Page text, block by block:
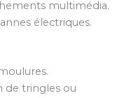
multimédia.
électriques.
de tringles ou